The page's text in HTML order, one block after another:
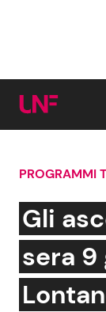
Cerca:
News e
Attualità
PROGRAMMI
Gli
sera 9